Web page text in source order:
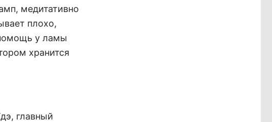
медитативно
плохо,
у ламы
хранится
главный